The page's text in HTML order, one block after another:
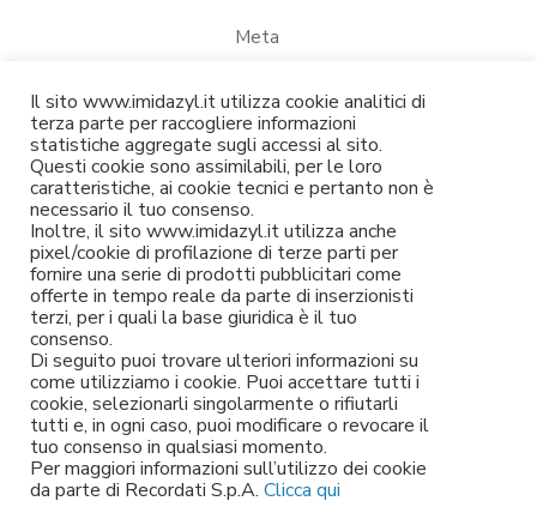
Meta
Feed dei contenuti
Feed dei commenti
WordPress.org
Le informazioni contenute in questa pagina sono da intendersi a titolo
informativo e non sostituiscono in nessun caso l’assistenza o il
consiglio del medico.
Il sito www.imidazyl.it utilizza cookie analitici di
terza parte per raccogliere informazioni
statistiche aggregate sugli accessi al sito.
Questi cookie sono assimilabili, per le loro
caratteristiche, ai cookie tecnici e pertanto non è
necessario il tuo consenso.
Inoltre, il sito www.imidazyl.it utilizza anche
pixel/cookie di profilazione di terze parti per
fornire una serie di prodotti pubblicitari come
offerte in tempo reale da parte di inserzionisti
terzi, per i quali la base giuridica è il tuo
consenso.
Di seguito puoi trovare ulteriori informazioni su
come utilizziamo i cookie. Puoi accettare tutti i
cookie, selezionarli singolarmente o rifiutarli
tutti e, in ogni caso, puoi modificare o revocare il
tuo consenso in qualsiasi momento.
Per maggiori informazioni sull’utilizzo dei cookie
da parte di Recordati S.p.A. Clicca qui